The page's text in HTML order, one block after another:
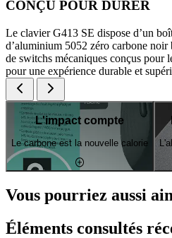
CONÇU POUR DURER
Le clavier G413 SE dispose d’un
d’aluminium 5052 zéro carbone noir
de switchs mécaniques conçus pour
pour une expérience durable et
L'impact compte
Le carbone est la nouvelle calorie
Vous pourriez aussi
Éléments consultés